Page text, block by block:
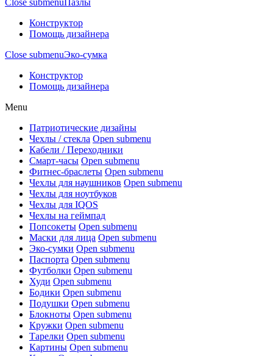
Close submenuПазлы
Конструктор
Помощь дизайнера
Close submenuЭко-сумка
Конструктор
Помощь дизайнера
Menu
Патриотические дизайны
Чехлы / стекла Open submenu
Кабели / Переходники
Смарт-часы Open submenu
Фитнес-браслеты Open submenu
Чехлы для наушников Open submenu
Чехлы для ноутбуков
Чехлы для IQOS
Чехлы на геймпад
Попсокеты Open submenu
Маски для лица Open submenu
Эко-сумки Open submenu
Паспорта Open submenu
Футболки Open submenu
Худи Open submenu
Бодики Open submenu
Подушки Open submenu
Блокноты Open submenu
Кружки Open submenu
Тарелки Open submenu
Картины Open submenu